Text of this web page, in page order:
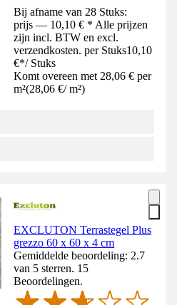
Bij afname van 28 Stuks:
prijs — 10,10 € * Alle prijzen
zijn incl. BTW en excl.
verzendkosten. per Stuks10,10
€*/ Stuks
Komt overeen met 28,06 € per
m²(28,06 €/ m²)
EXCLUTON Terrastegel Plus
grezzo 60 x 60 x 4 cm
Gemiddelde beoordeling: 2.7
van 5 sterren. 15
Beoordelingen.